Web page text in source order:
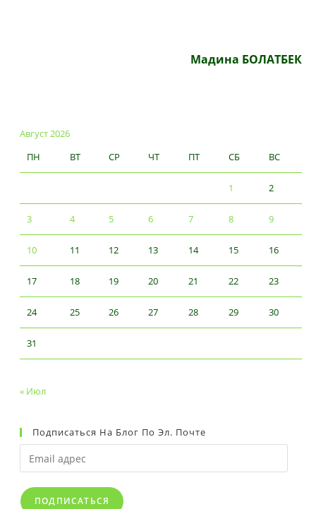
Мадина БОЛАТБЕК
Август 2026
ПН
ВТ СР ЧТ ПТ СБ ВС
1 2
3 4 5 6 7 8 9
10 11 12 13 14 15 16
17 18 19 20 21 22 23
24 25 26 27 28 29 30
31
« Июл
Подписаться На Блог По Эл. Почте
Email
адрес
ПОДПИСАТЬСЯ